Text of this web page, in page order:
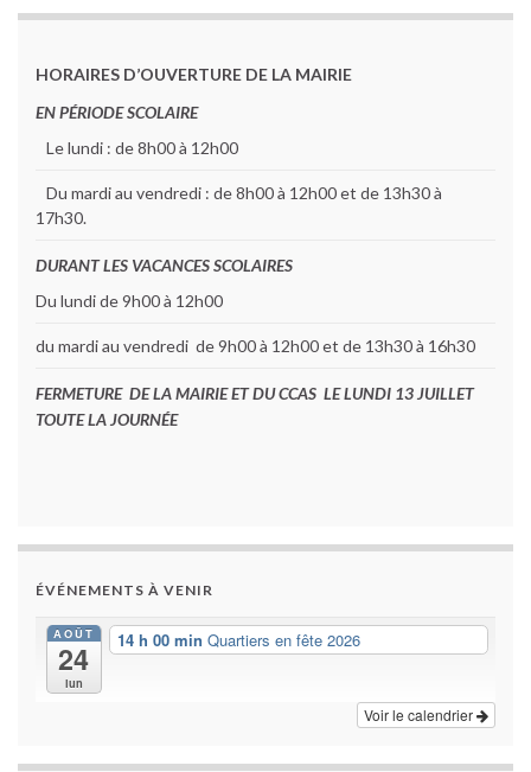
HORAIRES D’OUVERTURE DE LA MAIRIE
EN PÉRIODE SCOLAIRE
Le lundi : de 8h00 à 12h00
Du mardi au vendredi : de 8h00 à 12h00 et de 13h30 à
17h30.
DURANT LES VACANCES SCOLAIRES
Du lundi de 9h00 à 12h00
du mardi au vendredi de 9h00 à 12h00 et de 13h30 à 16h30
FERMETURE DE LA MAIRIE ET DU CCAS LE LUNDI 13 JUILLET
TOUTE LA JOURNÉE
ÉVÉNEMENTS À VENIR
AOÛT
24
lun
14 h 00 min Quartiers en fête 2026
Voir le calendrier